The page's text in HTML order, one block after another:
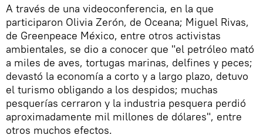
A través de una videoconferencia, en la que
participaron Olivia Zerón, de Oceana; Miguel Rivas,
de Greenpeace México, entre otros activistas
ambientales, se dio a conocer que "el petróleo mató
a miles de aves, tortugas marinas, delfines y peces;
devastó la economía a corto y a largo plazo, detuvo
el turismo obligando a los despidos; muchas
pesquerías cerraron y la industria pesquera perdió
aproximadamente mil millones de dólares", entre
otros muchos efectos.